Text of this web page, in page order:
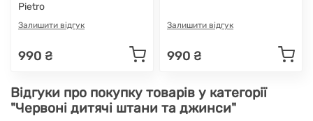
Pietro
Залишити відгук
990 ₴
Залишити відгук
990 ₴
Відгуки про покупку товарів у категорії
"Червоні дитячі штани та джинси"